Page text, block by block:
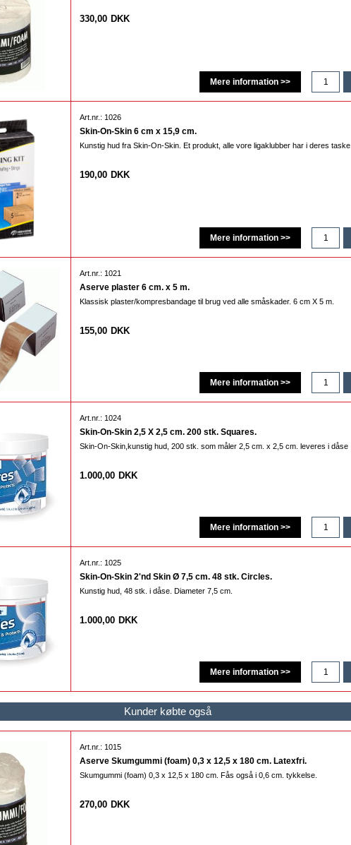
330,00 DKK
Art.nr.: 1026
Skin-On-Skin 6 cm x 15,9 cm.
Kunstig hud fra Skin-On-Skin. Et produkt, alle vore ligaklubber har i deres taske.
190,00 DKK
Art.nr.: 1021
Aserve plaster 6 cm. x 5 m.
Klassisk plaster/kompresbandage til brug ved alle småskader. 6 cm X 5 m.
155,00 DKK
Art.nr.: 1024
Skin-On-Skin 2,5 X 2,5 cm. 200 stk. Squares.
Skin-On-Skin,kunstig hud, 200 stk. som måler 2,5 cm. x 2,5 cm. leveres i dåse
1.000,00 DKK
Art.nr.: 1025
Skin-On-Skin 2'nd Skin Ø 7,5 cm. 48 stk. Circles.
Kunstig hud, 48 stk. i dåse. Diameter 7,5 cm.
1.000,00 DKK
Kunder købte også
Art.nr.: 1015
Aserve Skumgummi (foam) 0,3 x 12,5 x 180 cm. Latexfri.
Skumgummi (foam) 0,3 x 12,5 x 180 cm. Fås også i 0,6 cm. tykkelse.
270,00 DKK